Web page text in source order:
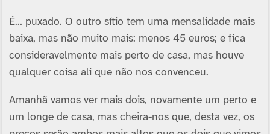
É… puxado. O outro sí­tio tem uma mensalidade mais
baixa, mas não muito mais: menos 45 euros; e fica
consideravelmente mais perto de casa, mas houve
qualquer coisa ali que não nos convenceu.
Amanhã vamos ver mais dois, novamente um perto e
um longe de casa, mas cheira-nos que, desta vez, os